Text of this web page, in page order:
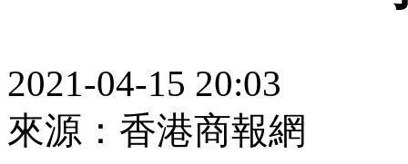
2021-04-15 20:03
來源：香港商報網